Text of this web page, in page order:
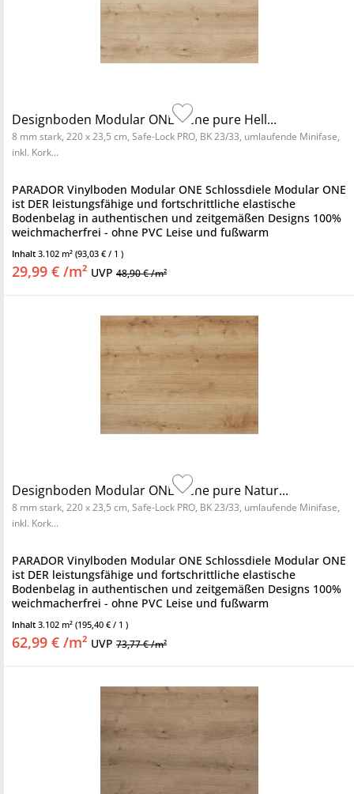
Designboden Modular ONE Eiche pure Hell...
8 mm stark, 220 x 23,5 cm, Safe-Lock PRO, BK 23/33, umlaufende Minifase,
inkl. Kork...
PARADOR Vinylboden Modular ONE Schlossdiele Modular ONE
ist DER leistungsfähige und fortschrittliche elastische
Bodenbelag in authentischen und zeitgemäßen Designs 100%
weichmacherfrei - ohne PVC Leise und fußwarm
Nutzungsklasse 23/33 -...
Inhalt 3.102 m² (93,03 € / 1 )
29,99 € /m² UVP 48,90 € /m²
Designboden Modular ONE Eiche pure Natur...
8 mm stark, 220 x 23,5 cm, Safe-Lock PRO, BK 23/33, umlaufende Minifase,
inkl. Kork...
PARADOR Vinylboden Modular ONE Schlossdiele Modular ONE
ist DER leistungsfähige und fortschrittliche elastische
Bodenbelag in authentischen und zeitgemäßen Designs 100%
weichmacherfrei - ohne PVC Leise und fußwarm
Nutzungsklasse 23/33 -...
Inhalt 3.102 m² (195,40 € / 1 )
62,99 € /m² UVP 73,77 € /m²